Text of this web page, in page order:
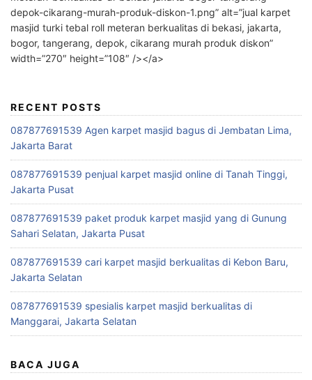
depok-cikarang-murah-produk-diskon-1.png” alt=”jual karpet
masjid turki tebal roll meteran berkualitas di bekasi, jakarta,
bogor, tangerang, depok, cikarang murah produk diskon”
width=”270″ height=”108″ /></a>
RECENT POSTS
087877691539 Agen karpet masjid bagus di Jembatan Lima,
Jakarta Barat
087877691539 penjual karpet masjid online di Tanah Tinggi,
Jakarta Pusat
087877691539 paket produk karpet masjid yang di Gunung
Sahari Selatan, Jakarta Pusat
087877691539 cari karpet masjid berkualitas di Kebon Baru,
Jakarta Selatan
087877691539 spesialis karpet masjid berkualitas di
Manggarai, Jakarta Selatan
BACA JUGA